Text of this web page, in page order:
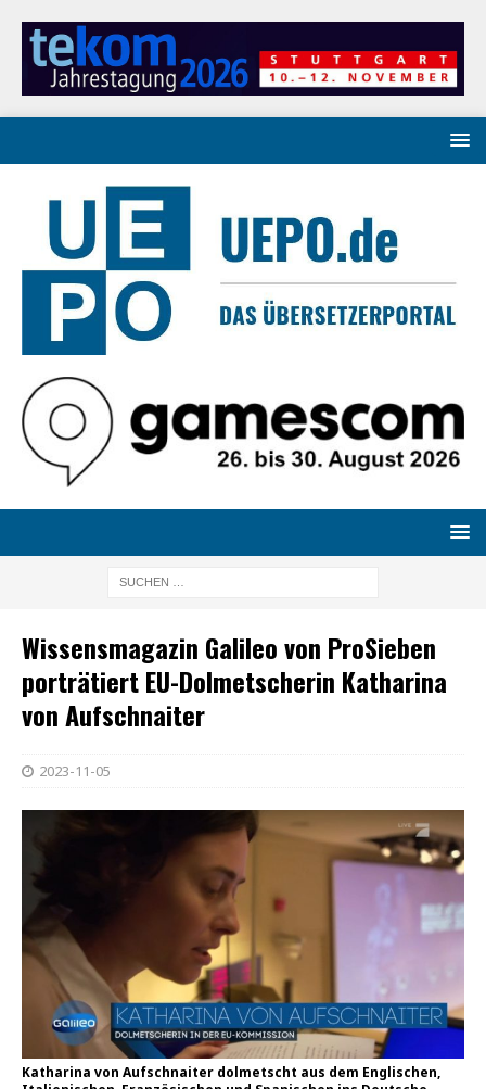
Wissensmagazin Galileo von ProSieben
porträtiert EU-Dolmetscherin Katharina
von Aufschnaiter
2023-11-05
Katharina von Aufschnaiter dolmetscht aus dem Englischen,